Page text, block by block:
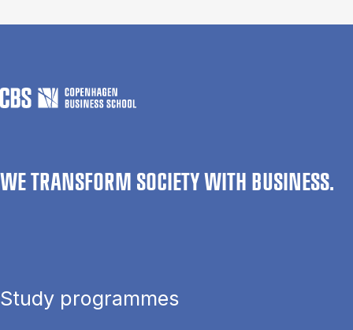
WE TRANSFORM SOCIETY WITH BUSINESS.
Study programmes